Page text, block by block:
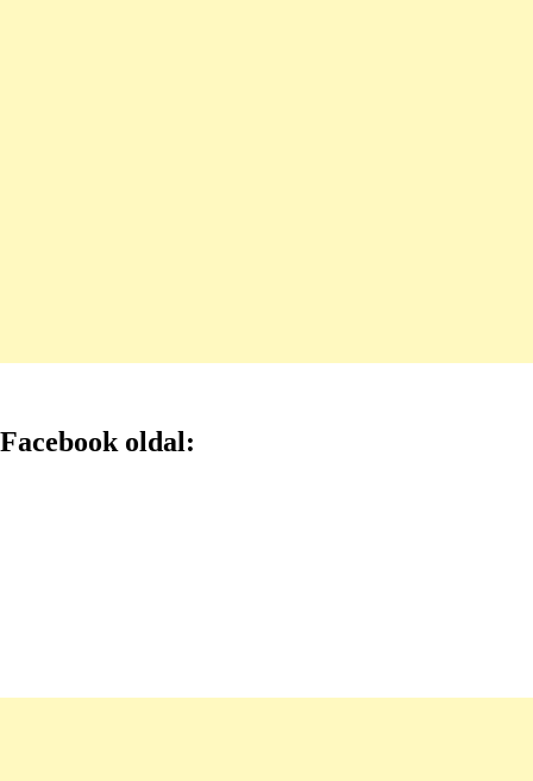
Facebook oldal: